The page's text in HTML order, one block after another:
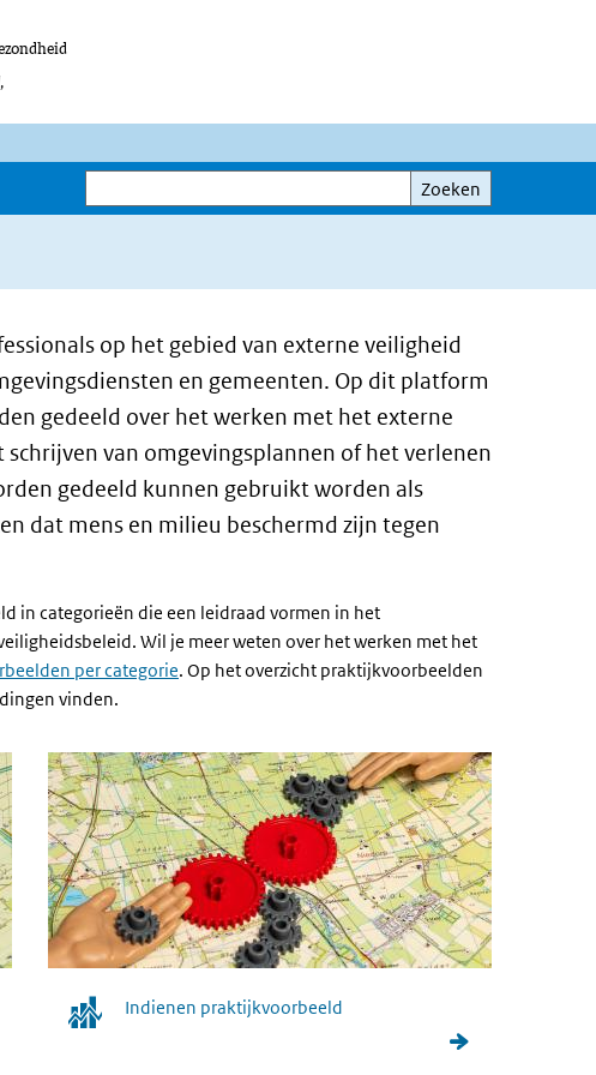
Zoeken
Zoeken
op het gebied van externe veiligheid
en gemeenten. Op dit platform
gedeeld over het werken met het externe
van omgevingsplannen of het verlenen
gedeeld kunnen gebruikt worden als
dat mens en milieu beschermd zijn tegen
in categorieën die een leidraad vormen in het
Wil je meer weten over het werken met het
per categorie. Op het overzicht praktijkvoorbeelden
vinden.
Indienen praktijkvoorbeeld
Indienen praktijkvoorbeeld